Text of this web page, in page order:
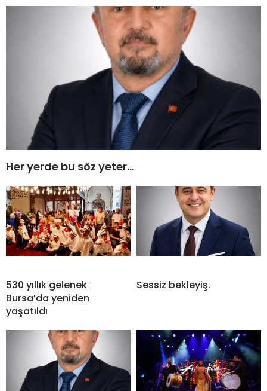
Her yerde bu söz yeter…
530 yıllık gelenek
Bursa’da yeniden
yaşatıldı
Sessiz bekleyiş.